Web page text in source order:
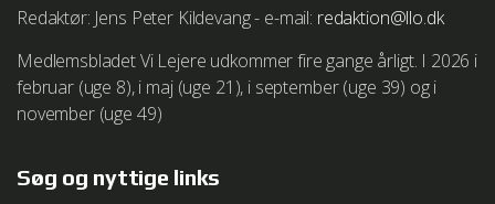
Redaktør: Jens Peter Kildevang - e-mail: redaktion@llo.dk
Medlemsbladet Vi Lejere udkommer fire gange årligt. I 2026 i
februar (uge 8), i maj (uge 21), i september (uge 39) og i
november (uge 49)
Søg og nyttige links